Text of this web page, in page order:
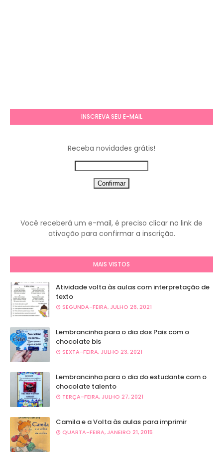
INSCREVA SEU E-MAIL
Receba novidades grátis!
Você receberá um e-mail, é preciso clicar no link de
ativação para confirmar a inscrição.
MAIS VISTOS
Atividade volta às aulas com interpretação de
texto
SEGUNDA-FEIRA, JULHO 26, 2021
Lembrancinha para o dia dos Pais com o
chocolate bis
SEXTA-FEIRA, JULHO 23, 2021
Lembrancinha para o dia do estudante com o
chocolate talento
TERÇA-FEIRA, JULHO 27, 2021
Camila e a Volta às aulas para imprimir
QUARTA-FEIRA, JANEIRO 21, 2015